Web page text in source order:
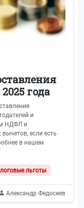
года
и
НДФЛ и
если есть
в нашем
льготы
Александр Федосеев